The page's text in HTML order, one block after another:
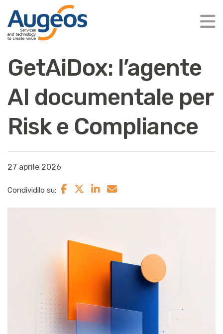
GetAiDox: l’agente
AI documentale per
Risk e Compliance
27 aprile 2026
Condividilo su: